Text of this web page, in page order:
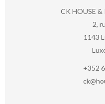
CK HOUSE &
2,
1143
+352